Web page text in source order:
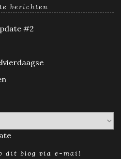
berichten
#2
dit blog via e-mail